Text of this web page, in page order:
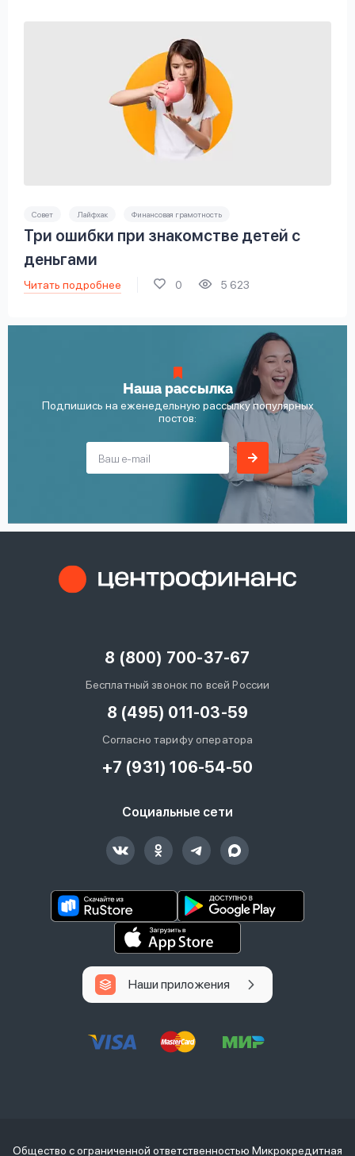
Совет Лайфхак Финансовая грамотность
Три ошибки при знакомстве детей с
деньгами
Читать подробнее 0 5 623
Наша рассылка
Подпишись на еженедельную рассылку популярных
постов:
8 (800) 700-37-67
Бесплатный звонок по всей России
8 (495) 011-03-59
Согласно тарифу оператора
+7 (931) 106-54-50
Социальные сети
Наши приложения
Общество с ограниченной ответственностью Микрокредитная